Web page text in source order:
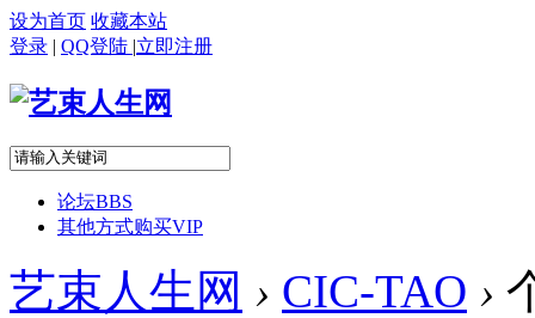
设为首页 收藏本站
登录 | QQ登陆 |立即注册
论坛BBS
其他方式购买VIP
艺束人生网 › CIC-TAO ›